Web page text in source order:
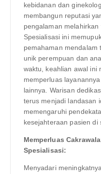
kebidanan dan
membangun reputasi
pengalaman
Spesialisasi ini
pemahaman mendalam
unik perempuan dan
waktu, keahlian awal ini
memperluas
lainnya. Warisan
terus menjadi landasan
memengaruhi
kesejahteraan pasien di
Memperluas
Spesialisasi:
Menyadari